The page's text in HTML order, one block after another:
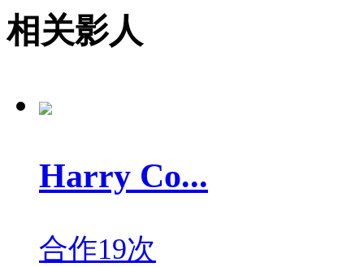
相关影人
Harry Co...
合作19次